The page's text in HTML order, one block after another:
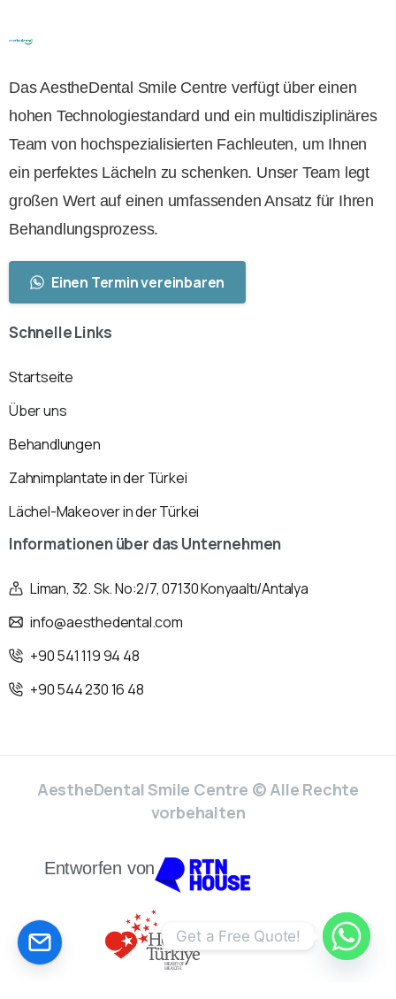
Das AestheDental Smile Centre verfügt über einen
hohen Technologiestandard und ein multidisziplinäres
Team von hochspezialisierten Fachleuten, um Ihnen
ein perfektes Lächeln zu schenken. Unser Team legt
großen Wert auf einen umfassenden Ansatz für Ihren
Behandlungsprozess.
Einen Termin vereinbaren
SchnelleLinks
Startseite
Über uns
Behandlungen
Zahnimplantate in der Türkei
Lächel-Makeover in der Türkei
Informationenüber das Unternehmen
Liman, 32. Sk. No:2/7, 07130 Konyaaltı/Antalya
info@aesthedental.com
+90 541 119 94 48
+90 544 230 16 48
AestheDental Smile Centre © Alle Rechte
vorbehalten
Entworfen von
CALCULATE YOUR PRİCE!
Get a Free Quote!